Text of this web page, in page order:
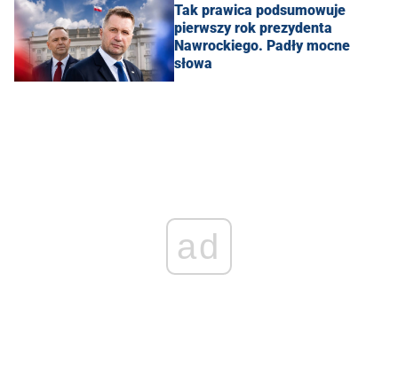
Tak prawica podsumowuje
pierwszy rok prezydenta
Nawrockiego. Padły mocne
słowa
ad